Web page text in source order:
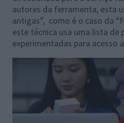
autores da ferramenta, esta
antigas”, como é o caso da
este técnica usa uma lista de
experimentadas para acesso